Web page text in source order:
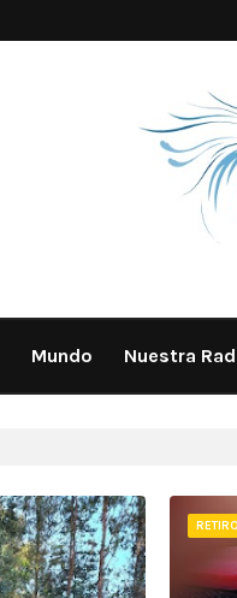
Mundo Nuestra
RETIRO